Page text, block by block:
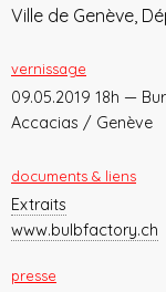
vernissage
09.05.2019 18h —
Accacias / Genève
documents & liens
Extraits
www.bulbfactory.ch
presse
Ville de Genève,